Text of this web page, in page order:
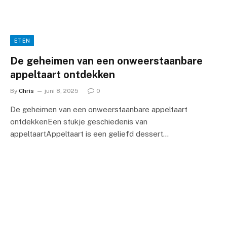
ETEN
De geheimen van een onweerstaanbare
appeltaart ontdekken
By Chris juni 8, 2025 0
De geheimen van een onweerstaanbare appeltaart
ontdekkenEen stukje geschiedenis van
appeltaartAppeltaart is een geliefd dessert…